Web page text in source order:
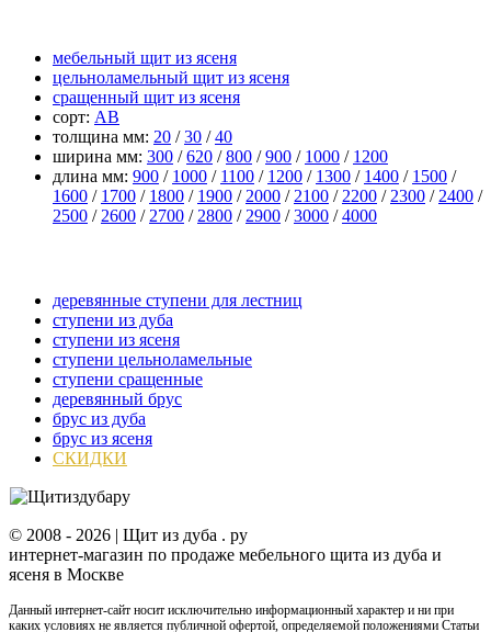
мебельный щит из ясеня
цельноламельный щит из ясеня
сращенный щит из ясеня
сорт: АВ
толщина мм: 20 /30 /40
ширина мм: 300 /620 /800 /900 / 1000 / 1200
длина мм: 900 / 1000 / 1100 / 1200 / 1300 / 1400 / 1500 /
1600 / 1700 / 1800 / 1900 / 2000 / 2100 / 2200 / 2300 / 2400 /
2500 / 2600 / 2700 / 2800 / 2900 /3000 /4000
деревянные ступени для лестниц
ступени из дуба
ступени из ясеня
ступени цельноламельные
ступени сращенные
деревянный брус
брус из дуба
брус из ясеня
СКИДКИ
© 2008 - 2026 | Щит из дуба . ру
интернет-магазин по продаже мебельного щита из дуба и
ясеня в Москве
Данный интернет-сайт носит исключительно информационный характер и ни при
каких условиях не является публичной офертой, определяемой положениями Статьи